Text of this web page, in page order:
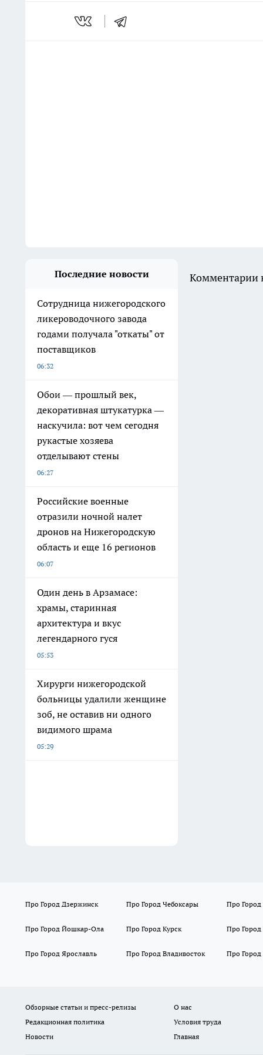
Последние новости
Сотрудница нижегородского
ликероводочного завода
годами получала "откаты" от
поставщиков
06:32
Обои — прошлый век,
декоративная штукатурка —
наскучила: вот чем сегодня
рукастые хозяева
отделывают стены
06:27
Российские военные
отразили ночной налет
дронов на Нижегородскую
область и еще 16 регионов
06:07
Один день в Арзамасе:
храмы, старинная
архитектура и вкус
легендарного гуся
05:53
Хирурги нижегородской
больницы удалили женщине
зоб, не оставив ни одного
видимого шрама
05:29
Комментарии
Про Город Дзержинск Про Город Чебоксары Про Город
Про Город Йошкар-Ола Про Город Курск Про
Про Город Ярославль Про Город Владивосток Про Город
Обзорные статьи и пресс-релизы О нас
Редакционная политика
Условия труда
Новости
Главная